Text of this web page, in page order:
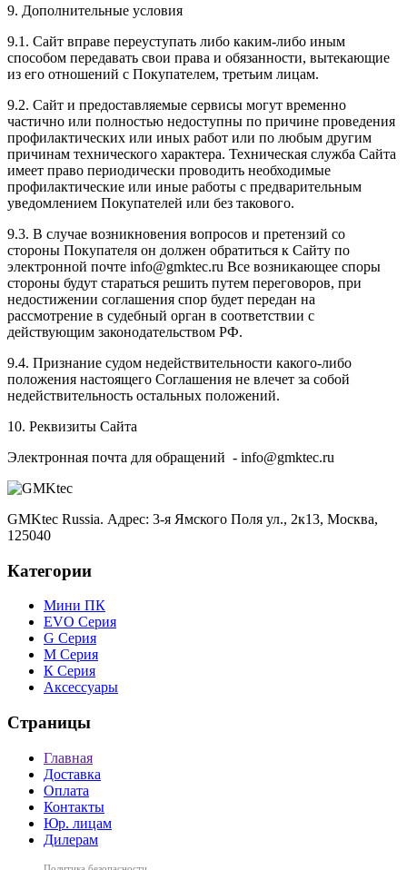
9. Дополнительные условия
9.1. Сайт вправе переуступать либо каким-либо иным
способом передавать свои права и обязанности, вытекающие
из его отношений с Покупателем, третьим лицам.
9.2. Сайт и предоставляемые сервисы могут временно
частично или полностью недоступны по причине проведения
профилактических или иных работ или по любым другим
причинам технического характера. Техническая служба Сайта
имеет право периодически проводить необходимые
профилактические или иные работы с предварительным
уведомлением Покупателей или без такового.
9.3. В случае возникновения вопросов и претензий со
стороны Покупателя он должен обратиться к Сайту по
электронной почте info@gmktec.ru Все возникающее споры
стороны будут стараться решить путем переговоров, при
недостижении соглашения спор будет передан на
рассмотрение в судебный орган в соответствии с
действующим законодательством РФ.
9.4. Признание судом недействительности какого-либо
положения настоящего Соглашения не влечет за собой
недействительность остальных положений.
10. Реквизиты Сайта
Электронная почта для обращений - info@gmktec.ru
GMKtec Russia. Адрес: 3-я Ямского Поля ул., 2к13, Москва,
125040
Категории
Мини ПК
EVO Серия
G Серия
М Серия
К Серия
Аксессуары
Страницы
Главная
Доставка
Оплата
Контакты
Юр. лицам
Дилерам